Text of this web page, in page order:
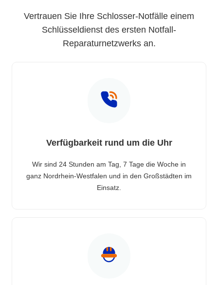
Vertrauen Sie Ihre Schlosser-Notfälle einem
Schlüsseldienst des ersten Notfall-
Reparaturnetzwerks an.
Verfügbarkeit rund um die Uhr
Wir sind 24 Stunden am Tag, 7 Tage die Woche in
ganz Nordrhein-Westfalen und in den Großstädten im
Einsatz.